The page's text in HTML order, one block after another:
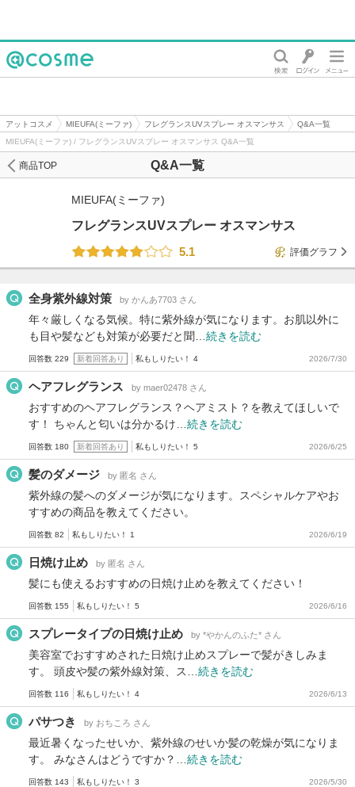
アットコスメ MIEUFA(ミーファ) フレグランスUVスプレー オスマンサス
Q&A一覧
MIEUFA(ミーファ) / フレグランスUVスプレー オスマンサス Q&A一覧
Q&A一覧
商品TOP
MIEUFA(ミーファ)
フレグランスUVスプレー オスマンサス
5.1
評価グラフ
全身紫外線対策 by かんあ7703 さん
年々厳しくなる気候。特に紫外線が気になります。お肌以外に
も目や髪なども対策が必要だと聞… 続きを読む
回答数 229 新着回答あり 私もしりたい！ 4 2026/7/30
ヘアフレグランス by maer02478 さん
おすすめのヘアフレグランス？ヘアミスト？を教えてほしいで
す！ ちゃんと匂いは分かるけ… 続きを読む
回答数 180 新着回答あり 私もしりたい！ 5 2026/6/25
髪のダメージ by 匿名 さん
紫外線の髪へのダメージが気になります。スペシャルケアやお
すすめの商品を教えてください。
回答数 82 私もしりたい！ 1 2026/6/19
日焼け止め by 匿名 さん
髪にも使えるおすすめの日焼け止めを教えてください！
回答数 155 私もしりたい！ 5 2026/6/16
スプレータイプの日焼け止め by *やかんのふた* さん
美容室でおすすめされた日焼け止めスプレーで髪がきしみま
す。 頭皮や髪の紫外線対策、ス… 続きを読む
回答数 116 私もしりたい！ 4 2026/6/13
パサつき by おちころ さん
最近暑くなったせいか、紫外線のせいか髪の乾燥が気になりま
す。 みなさんはどうですか？… 続きを読む
回答数 143 私もしりたい！ 3 2026/5/30